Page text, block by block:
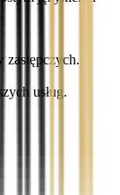
zastępczych.
usług.